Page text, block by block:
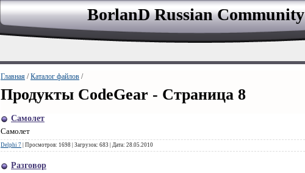
BorlanD Russian Сommunity
Главная /Каталог файлов /
Продукты CodeGear - Страница 8
Самолет
Самолет
Delphi 7 Просмотров: 1698 Загрузок: 683 Дата: 28.05.2010
Разговор